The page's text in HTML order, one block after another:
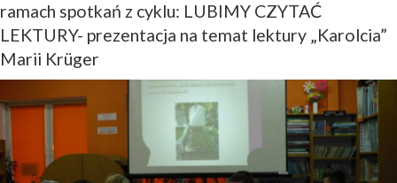
ramach spotkań z cyklu: LUBIMY CZYTAĆ
LEKTURY- prezentacja na temat lektury „Karolcia”
Marii Krüger